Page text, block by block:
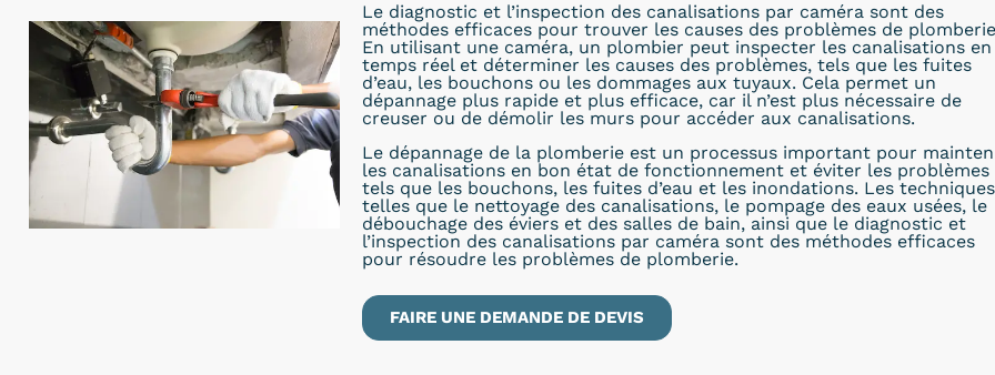
Le diagnostic et l’inspection des canalisations par caméra sont des
méthodes efficaces pour trouver les causes des problèmes de
En utilisant une caméra, un plombier peut inspecter les canalisations en
temps réel et déterminer les causes des problèmes, tels que les fuites
d’eau, les bouchons ou les dommages aux tuyaux. Cela permet un
dépannage plus rapide et plus efficace, car il n’est plus nécessaire de
creuser ou de démolir les murs pour accéder aux canalisations.
Le dépannage de la plomberie est un processus important pour
les canalisations en bon état de fonctionnement et éviter les problèmes
tels que les bouchons, les fuites d’eau et les inondations. Les techniques
telles que le nettoyage des canalisations, le pompage des eaux usées, le
débouchage des éviers et des salles de bain, ainsi que le diagnostic et
l’inspection des canalisations par caméra sont des méthodes efficaces
pour résoudre les problèmes de plomberie.
FAIRE UNE DEMANDE DE DEVIS